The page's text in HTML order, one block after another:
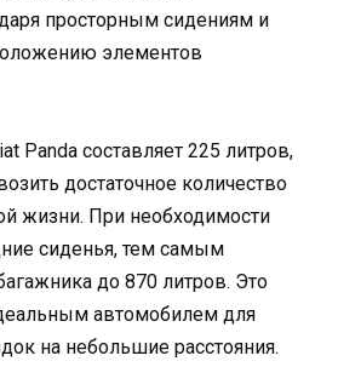
просторным сидениям и
элементов
Panda составляет 225 литров,
достаточное количество
жизни. При необходимости
сиденья, тем самым
до 870 литров. Это
автомобилем для
на небольшие расстояния.